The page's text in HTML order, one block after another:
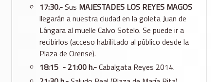
17:30.-Sus MAJESTADES LOS REYES MAGOS
llegarán a nuestra ciudad en la goleta Juan de
Lángara al muelle Calvo Sotelo. Se puede ir a
recibirlos (acceso habilitado al público desde la
Plaza de Orense).
18:15 - 21:00 h.-Cabalgata Reyes 2014.